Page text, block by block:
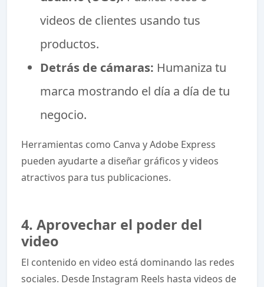
videos de clientes usando tus
productos.
Detrás de cámaras: Humaniza tu
marca mostrando el día a día de tu
negocio.
Herramientas como Canva y Adobe Express
pueden ayudarte a diseñar gráficos y videos
atractivos para tus publicaciones.
4. Aprovechar el poder del
video
El contenido en video está dominando las redes
sociales. Desde Instagram Reels hasta videos de